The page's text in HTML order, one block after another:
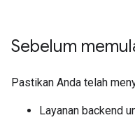
Sebelum
Pastikan Anda telah
Layanan backend